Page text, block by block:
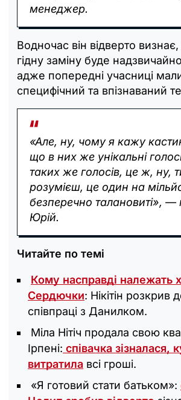
менеджер.
Водночас він відверто
гідну заміну буде
адже попередні учасниці
специфічний та впізнаваний
«Але, ну, чому я кажу
що в них же унікальні
таких же голосів, це ж, ну,
розумієш, це один на
безперечно талановиті», —
Юрій.
Читайте по темі
Кому насправді належать
Сердючки: Нікітін розкрив
співпраці з Данилком.
Міла Нітіч продала свою
Ірпені: співачка зізналася,
витратила всі гроші.
«Я готовий стати батьком»: